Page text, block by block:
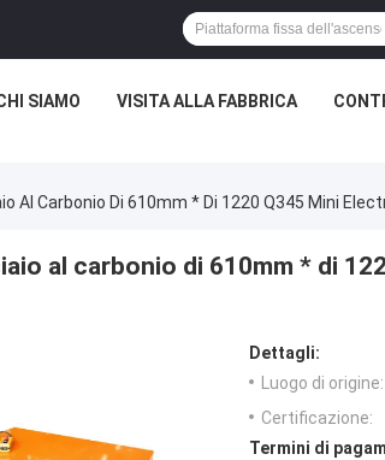
SIAMO VISITA ALLA FABBRICA
Al Carbonio Di 610mm * Di 1220 Q345 Mini
al carbonio di 610mm * di
Dettagli:
Luogo di origine:
Certificazione:
Termini di